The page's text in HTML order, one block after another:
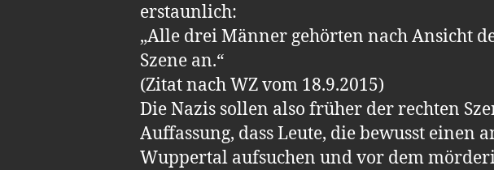
erstaunlich:
„Alle drei Männer gehörten nach Ansicht
Szene an.“
(Zitat nach WZ vom 18.9.2015)
Die Nazis sollen also früher der rechten
Auffassung, dass Leute, die bewusst
Wuppertal aufsuchen und vor dem